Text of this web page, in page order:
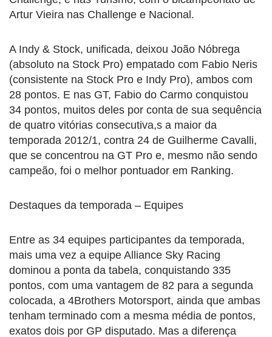
Artur Vieira nas Challenge e Nacional.
A Indy & Stock, unificada, deixou João Nóbrega
(absoluto na Stock Pro) empatado com Fabio Neris
(consistente na Stock Pro e Indy Pro), ambos com
28 pontos. E nas GT, Fabio do Carmo conquistou
34 pontos, muitos deles por conta de sua sequência
de quatro vitórias consecutiva,s a maior da
temporada 2012/1, contra 24 de Guilherme Cavalli,
que se concentrou na GT Pro e, mesmo não sendo
campeão, foi o melhor pontuador em Ranking.
Destaques da temporada – Equipes
Entre as 34 equipes participantes da temporada,
mais uma vez a equipe Alliance Sky Racing
dominou a ponta da tabela, conquistando 335
pontos, com uma vantagem de 82 para a segunda
colocada, a 4Brothers Motorsport, ainda que ambas
tenham terminado com a mesma média de pontos,
exatos dois por GP disputado. Mas a diferença